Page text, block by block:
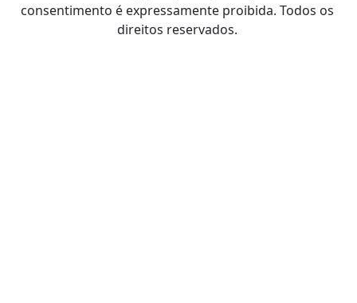
consentimento é expressamente proibida. Todos os
direitos reservados.